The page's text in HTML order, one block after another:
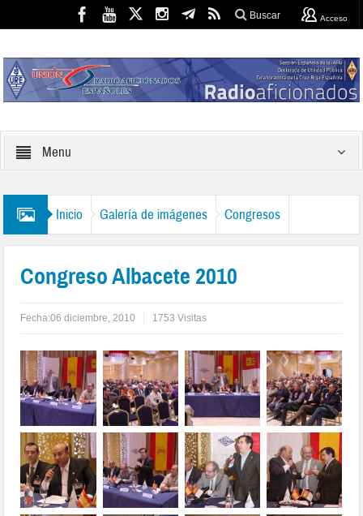
Buscar Acceso
Menu
Inicio Galería de imágenes Congresos
Congreso Albacete 2010
Fecha:06 diciembre, 2010 1753 Visitas